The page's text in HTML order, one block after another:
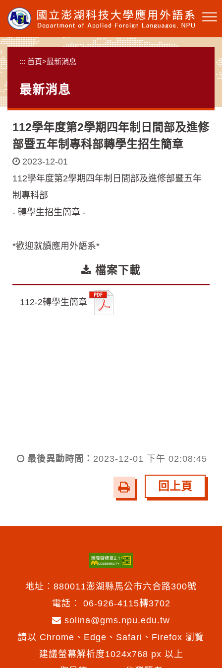
要
內
容
塊
::: 首頁>最新消息
最新消息
112學年度第2學期四年制日間部及進修
部暨五年制專科部轉學生招生簡章
2023-12-01
112學年度第2學期四年制日間部及進修部暨五年
制專科部
- 轉學生招生簡章 -
*歡迎就讀應用外語系*
檔案下載
112-2轉學生簡章
最後異動時間： 2023-12-01 下午 02:08:45
友
善
印
回上頁
地址︰880011澎湖縣馬公市六合路300號
電話︰ 06-926-4115轉3702
solina@gms.npu.edu.tw
請以 Chrome、Edge、Safari、Firefox 瀏覽
建議螢幕解析度1024x768 px 以上